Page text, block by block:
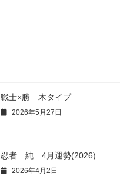
戦士×勝 木タイプ
2026年5月27日
忍者 純 4月運勢(2026)
2026年4月2日